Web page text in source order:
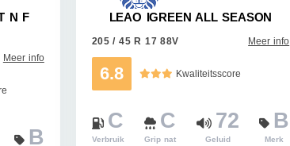
N F
Meer info
B
LEAO IGREEN ALL SEASON
205 / 45 R 17 88V Meer info
6.8 Kwaliteitsscore
C
Verbruik
C
Grip nat
72
Geluid
B
Merk